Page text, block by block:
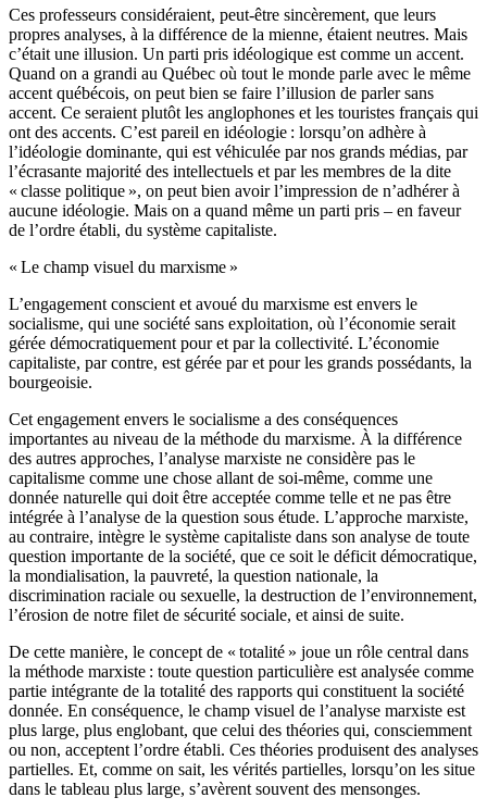
Ces professeurs considéraient, peut-être sincèrement, que leurs
propres analyses, à la différence de la mienne, étaient neutres. Mais
c’était une illusion. Un parti pris idéologique est comme un accent.
Quand on a grandi au Québec où tout le monde parle avec le même
accent québécois, on peut bien se faire l’illusion de parler sans
accent. Ce seraient plutôt les anglophones et les touristes français qui
ont des accents. C’est pareil en idéologie : lorsqu’on adhère à
l’idéologie dominante, qui est véhiculée par nos grands médias, par
l’écrasante majorité des intellectuels et par les membres de la dite
« classe politique », on peut bien avoir l’impression de n’adhérer à
aucune idéologie. Mais on a quand même un parti pris – en faveur
de l’ordre établi, du système capitaliste.
« Le champ visuel du marxisme »
L’engagement conscient et avoué du marxisme est envers le
socialisme, qui une société sans exploitation, où l’économie serait
gérée démocratiquement pour et par la collectivité. L’économie
capitaliste, par contre, est gérée par et pour les grands possédants, la
bourgeoisie.
Cet engagement envers le socialisme a des conséquences
importantes au niveau de la méthode du marxisme. À la différence
des autres approches, l’analyse marxiste ne considère pas le
capitalisme comme une chose allant de soi-même, comme une
donnée naturelle qui doit être acceptée comme telle et ne pas être
intégrée à l’analyse de la question sous étude. L’approche marxiste,
au contraire, intègre le système capitaliste dans son analyse de toute
question importante de la société, que ce soit le déficit démocratique,
la mondialisation, la pauvreté, la question nationale, la
discrimination raciale ou sexuelle, la destruction de l’environnement,
l’érosion de notre filet de sécurité sociale, et ainsi de suite.
De cette manière, le concept de « totalité » joue un rôle central dans
la méthode marxiste : toute question particulière est analysée comme
partie intégrante de la totalité des rapports qui constituent la société
donnée. En conséquence, le champ visuel de l’analyse marxiste est
plus large, plus englobant, que celui des théories qui, consciemment
ou non, acceptent l’ordre établi. Ces théories produisent des analyses
partielles. Et, comme on sait, les vérités partielles, lorsqu’on les situe
dans le tableau plus large, s’avèrent souvent des mensonges.